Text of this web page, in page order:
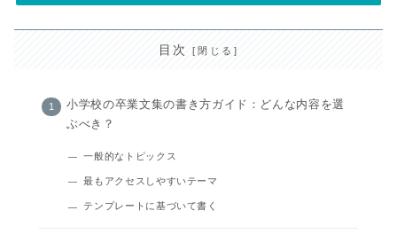
目次
小学校の卒業文集の書き方ガイド：どんな内容を選
ぶべき？
一般的なトピックス
最もアクセスしやすいテーマ
テンプレートに基づいて書く